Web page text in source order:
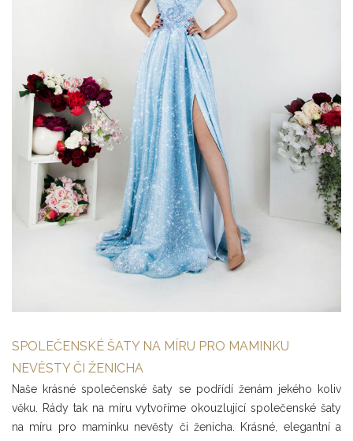
SPOLEČENSKÉ ŠATY NA MÍRU PRO MAMINKU
NEVĚSTY ČI ŽENICHA
Naše krásné společenské šaty se podřídí ženám jekého koliv
věku. Rády tak na míru vytvoříme okouzlující společenské šaty
na míru pro maminku nevěsty či ženicha. Krásné, elegantní a